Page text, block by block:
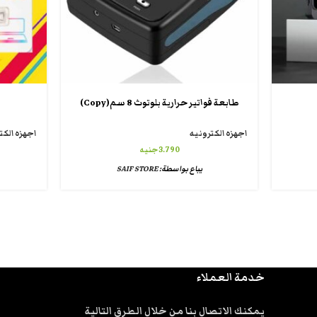
طابعة فواتير حرارية بلوتوث 8 سم(Copy)
اجهزه الكترونيه
3.790جنيه
يباع بواسطة:SAIF STORE
اجهزه
خدمة العملاء
يمكنك الاتصال بنا من خلال الطرق التالية